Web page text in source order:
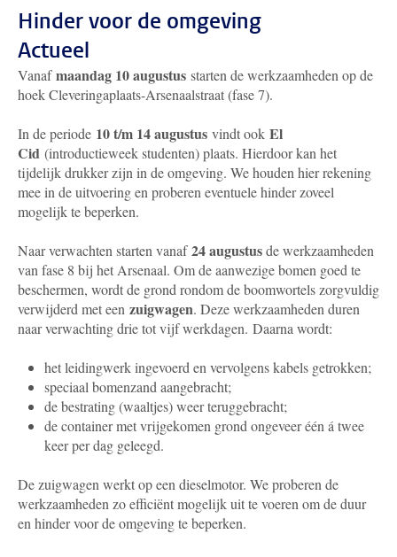
Hinder voor de omgeving
Actueel
Vanaf maandag 10 augustus starten de werkzaamheden op de
hoek Cleveringaplaats-Arsenaalstraat (fase 7).
In de periode 10 t/m 14 augustus vindt ook El
Cid (introductieweek studenten) plaats. Hierdoor kan het
tijdelijk drukker zijn in de omgeving. We houden hier rekening
mee in de uitvoering en proberen eventuele hinder zoveel
mogelijk te beperken.
Naar verwachten starten vanaf 24 augustusde werkzaamheden
van fase 8 bij het Arsenaal. Om de aanwezige bomen goed te
beschermen, wordt de grond rondom de boomwortels zorgvuldig
verwijderd met een zuigwagen. Deze werkzaamheden duren
naar verwachting drie tot vijf werkdagen. Daarna wordt:
het leidingwerk ingevoerd en vervolgens kabels getrokken;
speciaal bomenzand aangebracht;
de bestrating (waaltjes) weer teruggebracht;
de container met vrijgekomen grond ongeveer één á twee
keer per dag geleegd.
De zuigwagen werkt op een dieselmotor. We proberen de
werkzaamheden zo efficiënt mogelijk uit te voeren om de duur
en hinder voor de omgeving te beperken.